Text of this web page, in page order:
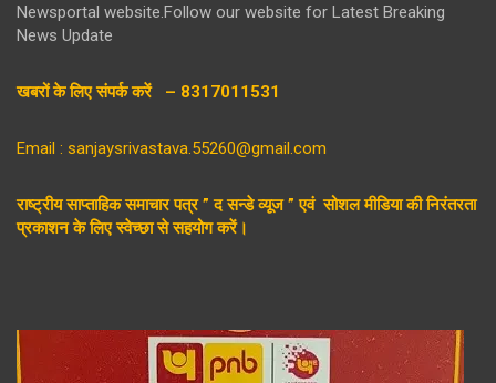
Newsportal website.Follow our website for Latest Breaking
News Update
खबरों के लिए संपर्क करें – 8317011531
Email : sanjaysrivastava.55260@gmail.com
राष्ट्रीय साप्ताहिक समाचार पत्र ” द सन्डे व्यूज ” एवं सोशल मीडिया की निरंतरता
प्रकाशन के लिए स्वेच्छा से सहयोग करें।